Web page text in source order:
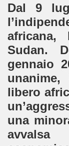
Dal 9
africana,
Sudan.
gennaio
libero
una